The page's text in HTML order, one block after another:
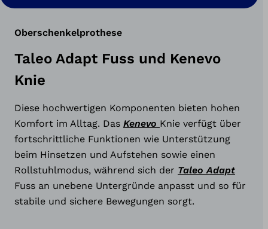
Oberschenkelprothese
Taleo Adapt Fuss und Kenevo
Knie
Diese hochwertigen Komponenten bieten hohen
Komfort im Alltag. Das Kenevo Knie verfügt über
fortschrittliche Funktionen wie Unterstützung
beim Hinsetzen und Aufstehen sowie einen
Rollstuhlmodus, während sich der Taleo Adapt
Fuss an unebene Untergründe anpasst und so für
stabile und sichere Bewegungen sorgt.